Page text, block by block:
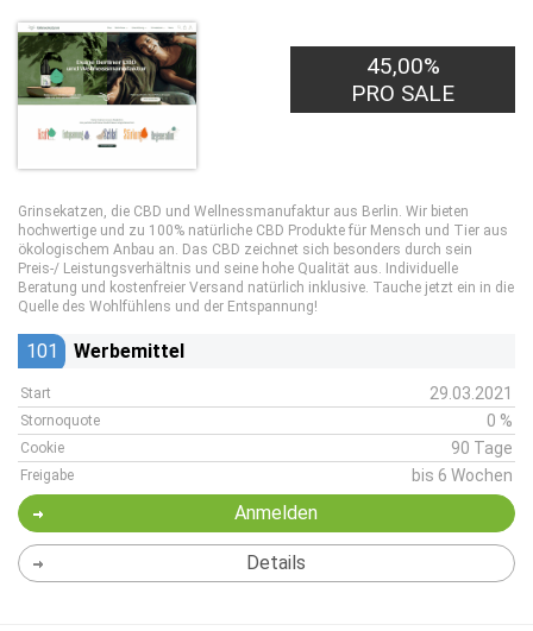
45,00%
PRO SALE
Grinsekatzen, die CBD und Wellnessmanufaktur aus Berlin. Wir bieten
hochwertige und zu 100% natürliche CBD Produkte für Mensch und Tier aus
ökologischem Anbau an. Das CBD zeichnet sich besonders durch sein
Preis-/ Leistungsverhältnis und seine hohe Qualität aus. Individuelle
Beratung und kostenfreier Versand natürlich inklusive. Tauche jetzt ein in die
Quelle des Wohlfühlens und der Entspannung!
101 Werbemittel
Start 29.03.2021
Stornoquote 0 %
Cookie 90 Tage
Freigabe bis 6 Wochen
Anmelden
Details